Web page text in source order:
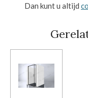
Dan kunt u altijd